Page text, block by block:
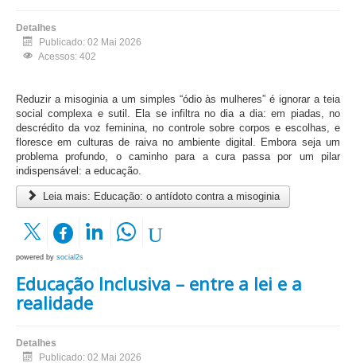
Detalhes
Publicado: 02 Mai 2026
Acessos: 402
Reduzir a misoginia a um simples “ódio às mulheres” é ignorar a teia
social complexa e sutil. Ela se infiltra no dia a dia: em piadas, no
descrédito da voz feminina, no controle sobre corpos e escolhas, e
floresce em culturas de raiva no ambiente digital. Embora seja um
problema profundo, o caminho para a cura passa por um pilar
indispensável: a educação.
Leia mais: Educação: o antídoto contra a misoginia
powered by social2s
Educação Inclusiva – entre a lei e a
realidade
Detalhes
Publicado: 02 Mai 2026